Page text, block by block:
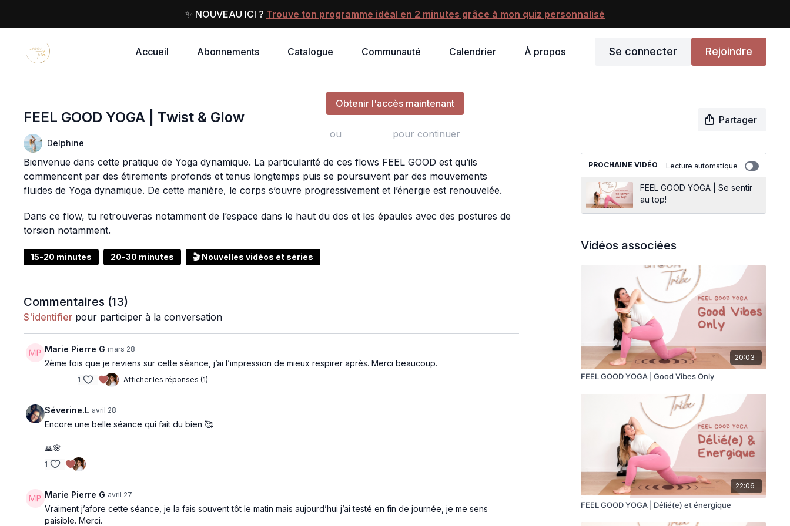
✨ NOUVEAU ICI ? Trouve ton programme idéal en 2 minutes grâce à mon quiz personnalisé
Accueil Abonnements Catalogue Communauté Calendrier À propos Se connecter Rejoindre
FEEL GOOD YOGA | Twist & Glow
Obtenir l'accès maintenant
ou pour continuer
FEEL GOOD YOGA | Twist & Glow Partager
Delphine
Bienvenue dans cette pratique de Yoga dynamique. La particularité de ces flows FEEL GOOD est qu’ils
commencent par des étirements profonds et tenus longtemps puis se poursuivent par des mouvements
fluides de Yoga dynamique. De cette manière, le corps s’ouvre progressivement et l’énergie est renouvelée.
Dans ce flow, tu retrouveras notamment de l’espace dans le haut du dos et les épaules avec des postures de
torsion notamment.
15-20 minutes 20-30 minutes 🎬 Nouvelles vidéos et séries
Commentaires (13)
S'identifier pour participer à la conversation
Marie Pierre G mars 28
2ème fois que je reviens sur cette séance, j’ai l’impression de mieux respirer après. Merci beaucoup.
1 Afficher les réponses (1)
Séverine.L avril 28
Encore une belle séance qui fait du bien 🥰
🙏🌸
1
Marie Pierre G avril 27
Vraiment j’afore cette séance, je la fais souvent tôt le matin mais aujourd’hui j’ai testé en fin de journée, je me sens
paisible. Merci.
PROCHAINE VIDÉO Lecture automatique
FEEL GOOD YOGA | Se sentir
au top!
Vidéos associées
20:03
FEEL GOOD YOGA | Good Vibes Only
22:06
FEEL GOOD YOGA | Délié(e) et énergique